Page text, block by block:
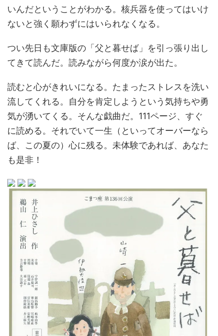
いんだということがわかる。核兵器を使ってはいけ
ないと強く願わずにはいられなくなる。
つい先日も文庫版の「父と暮せば」を引っ張り出し
てきて読んだ。読みながら何度か涙が出た。
読むと心がきれいになる。たまったストレスを洗い
流してくれる。自分を肯定しようという気持ちや勇
気が湧いてくる。そんな戯曲だ。111ページ、すぐ
に読める。それでいて一生（といってオーバーなら
ば、この夏の）心に残る。未体験であれば、あなた
も是非！